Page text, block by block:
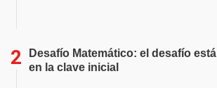
Desafío Matemático: el desafío está
en la clave inicial